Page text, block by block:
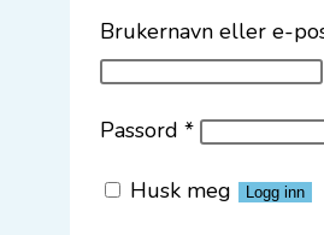
Brukernavn eller e-
Passord *Påkrevd
Husk meg Logg inn